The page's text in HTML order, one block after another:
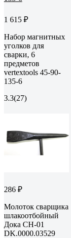
1 615 ₽
Набор магнитных
уголков для
сварки, 6
предметов
vertextools 45-90-
135-6
3.3(27)
286 ₽
Молоток сварщика
шлакоотбойный
Дока СН-01
DK.0000.03529